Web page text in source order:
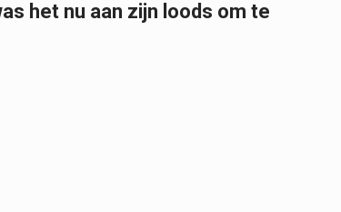
het nu aan zijn loods om te